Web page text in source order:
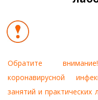
Обратите
коронавирусной
занятий и практических